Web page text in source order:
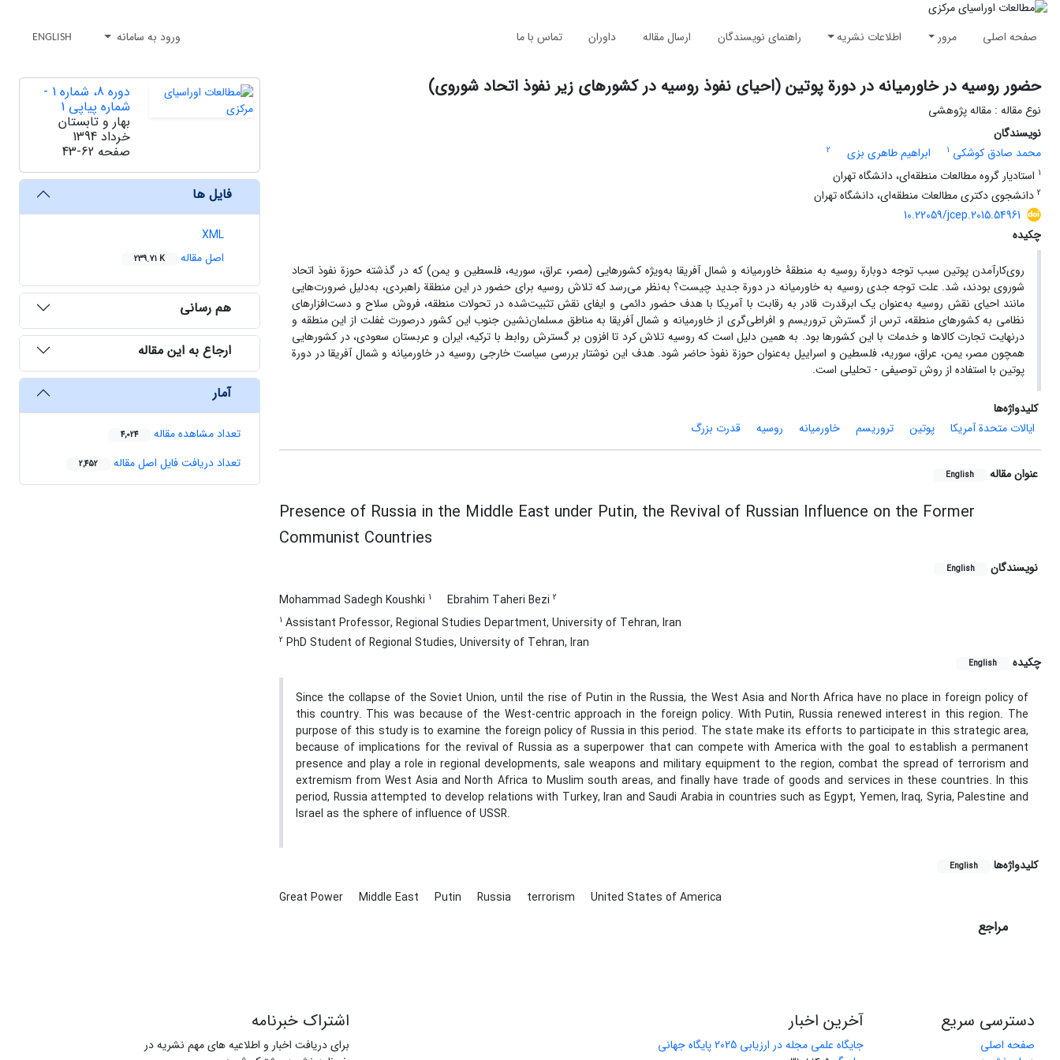
صفحه اصلی مرور اطلاعات نشریه راهنمای نویسندگان ارسال مقاله داوران تماس با ما ورود به سامانه ENGLISH
حضور روسیه در خاورمیانه در دورة پوتین (احیای نفوذ روسیه در کشورهای زیر نفوذ اتحاد شوروی)
نوع مقاله : مقاله پژوهشی
نویسندگان
محمد صادق کوشکی 1 ابراهیم طاهری بزی
2
1 استادیار گروه مطالعات منطقه‌ای، دانشگاه تهران
2 دانشجوی دکتری مطالعات منطقه‌ای، دانشگاه تهران
10.22059/jcep.2015.54961
چکیده
روی‌کارآمدن پوتین سبب توجه دوبارة روسیه به منطقۀ خاورمیانه و شمال آفریقا به‌ویژه کشورهایی (مصر، عراق، سوریه، فلسطین و یمن) که در گذشته حوزة نفوذ اتحاد
شوروی بودند، شد. علت توجه جدی روسیه به خاورمیانه در دورة جدید چیست؟ به‌نظر می‌رسد که تلاش روسیه برای حضور در این منطقة راهبردی، به‌دلیل ضرورت‌هایی
مانند احیای نقش روسیه به‌عنوان یک ابرقدرت قادر به رقابت با آمریکا با هدف حضور دائمی و ایفای نقش تثبیت‌شده در تحولات منطقه، فروش سلاح و دست‌افزارهای
نظامی به کشورهای منطقه، ترس از گسترش تروریسم و افراطی‌گری از خاورمیانه و شمال آفریقا به مناطق مسلمان‌نشین جنوب این کشور درصورت غفلت از این منطقه و
درنهایت تجارت کالاها و خدمات با این کشورها بود. به همین دلیل است که روسیه تلاش کرد تا افزون بر گسترش روابط با ترکیه، ایران و عربستان سعودی، در کشورهایی
همچون مصر، یمن، عراق، سوریه، فلسطین و اسراییل به‌عنوان حوزة نفوذ حاضر شود. هدف این نوشتار بررسی سیاست خارجی روسیه در خاورمیانه و شمال آفریقا در دورة
پوتین با استفاده از روش توصیفی - تحلیلی است.
کلیدواژه‌ها
ایالات متحدة آمریکا
پوتین تروریسم خاورمیانه روسیه قدرت بزرگ
عنوان مقاله English
Presence of Russia in the Middle East under Putin, the Revival of Russian Influence on the Former
Communist Countries
نویسندگان English
Mohammad Sadegh Koushki 1 Ebrahim Taheri Bezi 2
1 Assistant Professor, Regional Studies Department, University of Tehran, Iran
2 PhD Student of Regional Studies, University of Tehran, Iran
چکیده
English
Since the collapse of the Soviet Union, until the rise of Putin in the Russia, the West Asia and North Africa have no place in foreign policy of
this country. This was because of the West-centric approach in the foreign policy. With Putin, Russia renewed interest in this region. The
purpose of this study is to examine the foreign policy of Russia in this period. The state make its efforts to participate in this strategic area,
because of implications for the revival of Russia as a superpower that can compete with America with the goal to establish a permanent
presence and play a role in regional developments, sale weapons and military equipment to the region, combat the spread of terrorism and
extremism from West Asia and North Africa to Muslim south areas, and finally have trade of goods and services in these countries. In this
period, Russia attempted to develop relations with Turkey, Iran and Saudi Arabia in countries such as Egypt, Yemen, Iraq, Syria, Palestine and
Israel as the sphere of influence of USSR.
کلیدواژه‌ها English
Great Power Middle East Putin Russia terrorism United States of America
مراجع
دوره 8، شماره 1 -
شماره پیاپی 1
بهار و تابستان
خرداد 1394
صفحه 43-62
فایل ها
XML
اصل مقاله
239.71 K
هم رسانی
ارجاع به این مقاله
آمار
تعداد مشاهده مقاله 4,024
تعداد دریافت فایل اصل مقاله 2,452
دسترسی سریع
صفحه اصلی
آخرین اخبار
جایگاه علمی مجله در ارزیابی 2025 پایگاه جهانی
اشتراک خبرنامه
برای دریافت اخبار و اطلاعیه های مهم نشریه در